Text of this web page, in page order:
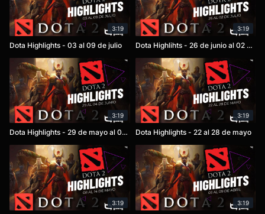
3:19
Dota Highlights - 03 al 09 de julio
3:19
Dota Highlihts - 26 de junio al 02 de julio
3:19
Dota Highlights - 29 de mayo al 04 de junio
3:19
Dota Highlights - 22 al 28 de mayo
3:19 3:19